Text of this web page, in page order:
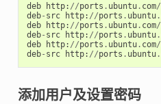
deb
http: //ports . ubuntu. com/
deb- src http: //ports . ubuntu.
deb
http: //ports . ubuntu. com/
deb- src http: //ports . ubuntu.
deb
http: //ports . ubuntu. com/
deb- src http: //ports . ubuntu.
添加用户及设置密码